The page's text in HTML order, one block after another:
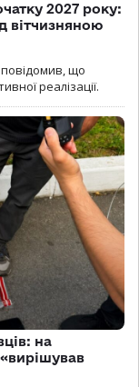
2027 року:
вітчизняною
що
реалізації.
на